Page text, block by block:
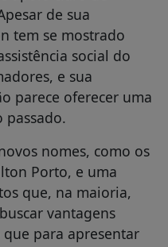
de sua
tem se mostrado
social do
e sua
parece oferecer uma
nomes, como os
Porto, e uma
que, na maioria,
vantagens
para apresentar